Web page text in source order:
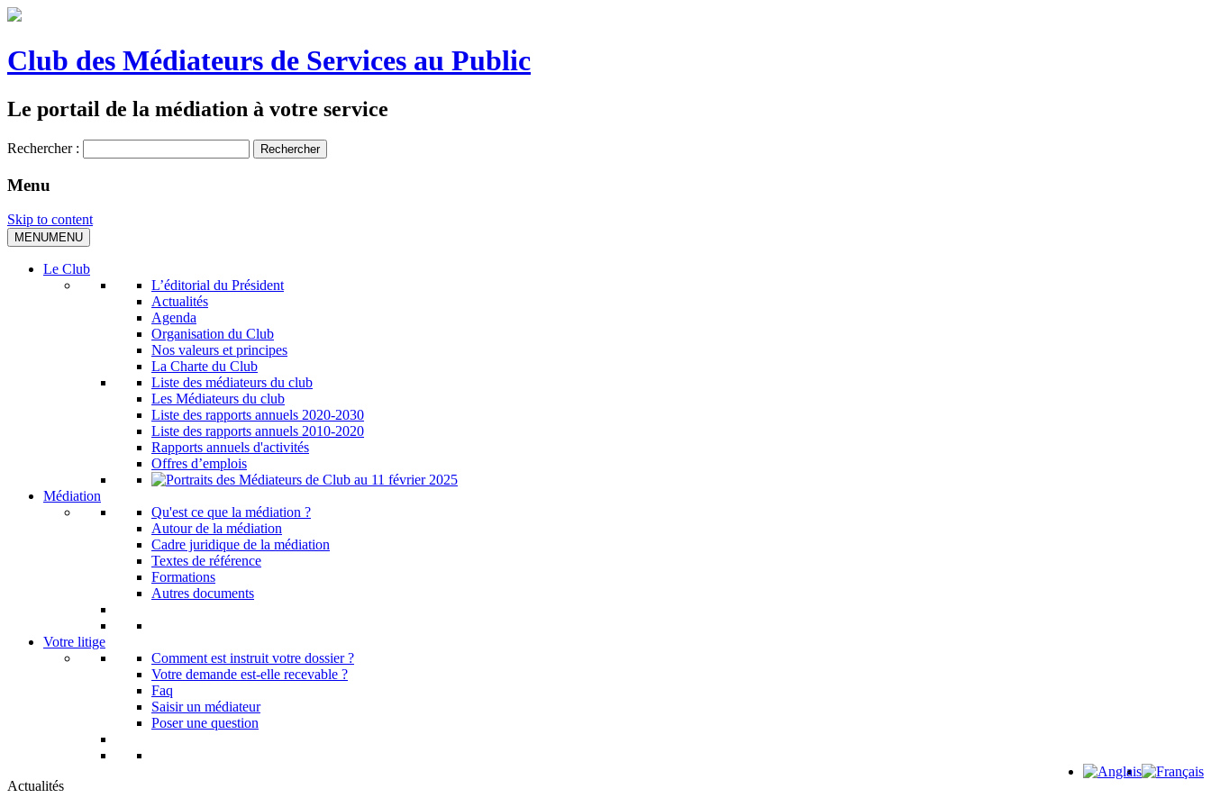
Club des Médiateurs de Services au Public
Le portail de la médiation à votre service
Rechercher :
Menu
Skip to content
MENUMENU
Le Club
L’éditorial du Président
Actualités
Agenda
Organisation du Club
Nos valeurs et principes
La Charte du Club
Liste des médiateurs du club
Les Médiateurs du club
Liste des rapports annuels 2020-2030
Liste des rapports annuels 2010-2020
Rapports annuels d'activités
Offres d’emplois
Médiation
Qu'est ce que la médiation ?
Autour de la médiation
Cadre juridique de la médiation
Textes de référence
Formations
Autres documents
Votre litige
Comment est instruit votre dossier ?
Votre demande est-elle recevable ?
Faq
Saisir un médiateur
Poser une question
Actualités